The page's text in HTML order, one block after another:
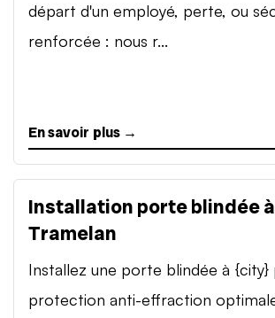
départ d'un employé, perte, ou
renforcée : nous r...
En savoir plus →
Installation porte blindée
Tramelan
Installez une porte blindée à {city}
protection anti-effraction